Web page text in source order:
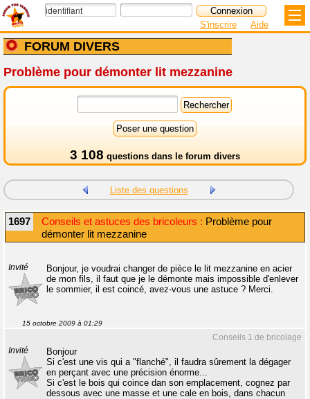
FORUM DIVERS
S'inscrire Aide
Problème pour démonter lit mezzanine
3 108 questions dans le forum divers
Liste des questions
1697 Conseils et astuces des bricoleurs : Problème pour
démonter lit mezzanine
Invité
Bonjour, je voudrai changer de pièce le lit mezzanine en acier
de mon fils, il faut que je le démonte mais impossible d'enlever
le sommier, il est coincé, avez-vous une astuce ? Merci.
15 octobre 2009 à 01:29
Conseils 1 de bricolage
Invité
Bonjour
Si c'est une vis qui a "flanché", il faudra sûrement la dégager
en perçant avec une précision énorme...
Si c'est le bois qui coince dan son emplacement, cognez par
dessous avec une masse et une cale en bois, dans chacun